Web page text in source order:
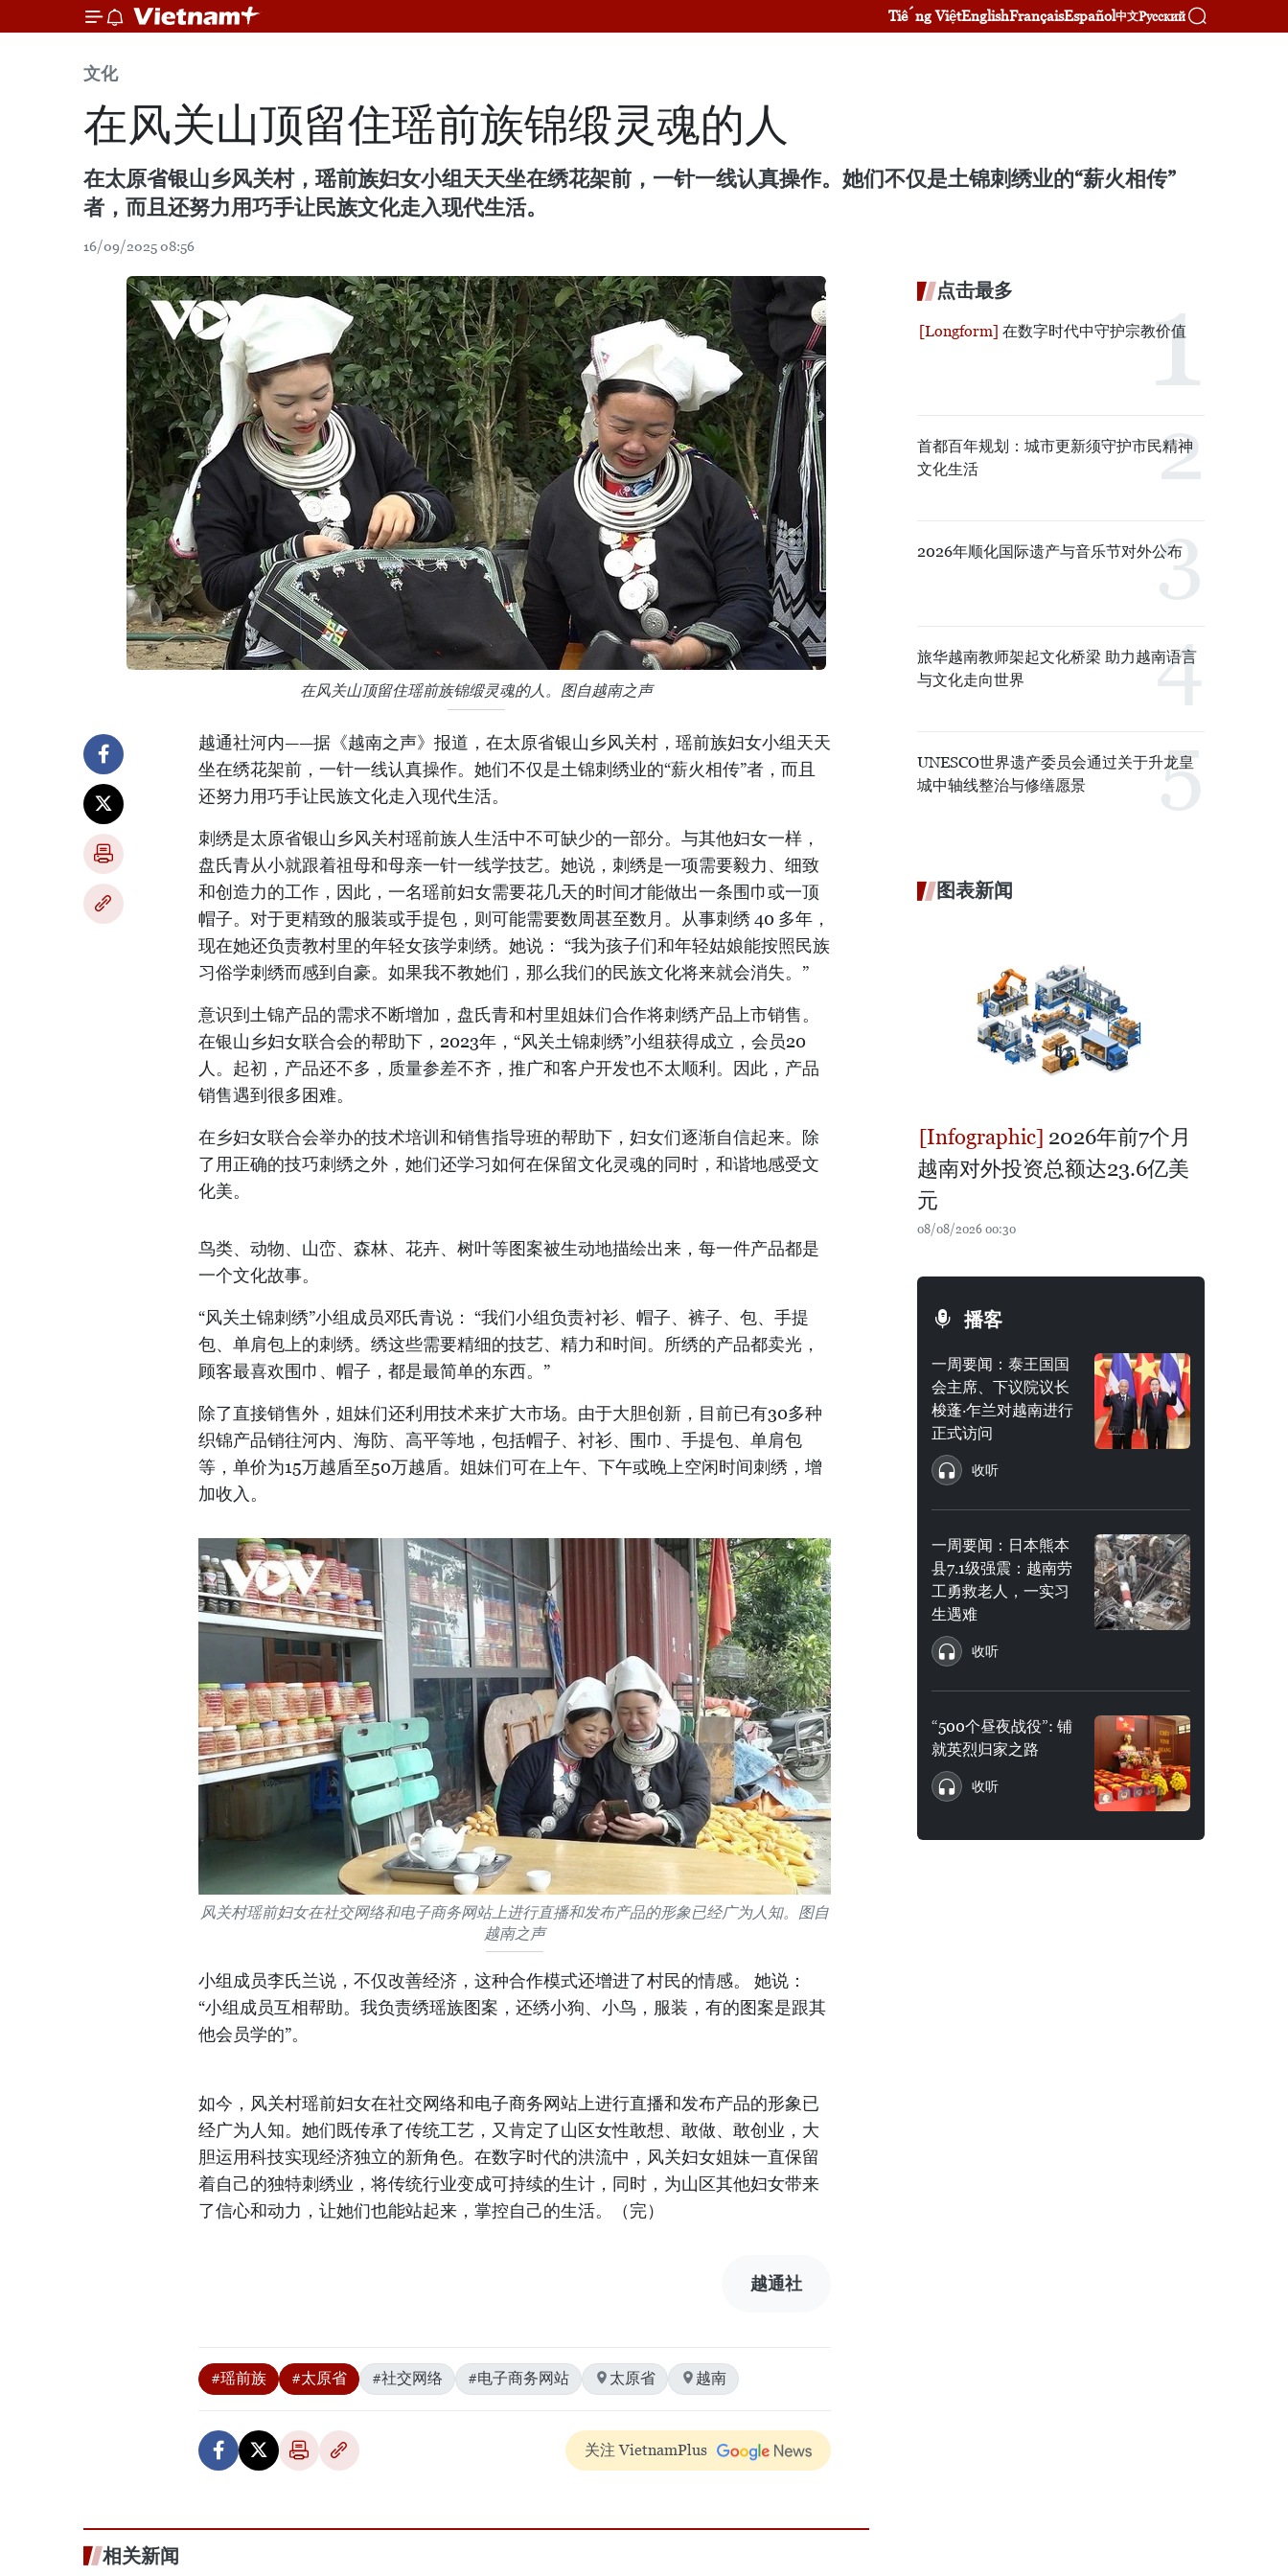
Tiếng ViệtEnglishFrançaisEspañol中文Русский
文化
在风关山顶留住瑶前族锦缎灵魂的人
在太原省银山乡风关村，瑶前族妇女小组天天坐在绣花架前，一针一线认真操作。她们不仅是土锦刺绣业的“薪火相传”
者，而且还努力用巧手让民族文化走入现代生活。
16/09/2025 08:56
在风关山顶留住瑶前族锦缎灵魂的人。图自越南之声
越通社河内——据《越南之声》报道，在太原省银山乡风关村，瑶前族妇女小组天天
坐在绣花架前，一针一线认真操作。她们不仅是土锦刺绣业的“薪火相传”者，而且
还努力用巧手让民族文化走入现代生活。
刺绣是太原省银山乡风关村瑶前族人生活中不可缺少的一部分。与其他妇女一样，
盘氏青从小就跟着祖母和母亲一针一线学技艺。她说，刺绣是一项需要毅力、细致
和创造力的工作，因此，一名瑶前妇女需要花几天的时间才能做出一条围巾或一顶
帽子。对于更精致的服装或手提包，则可能需要数周甚至数月。从事刺绣 40 多年，
现在她还负责教村里的年轻女孩学刺绣。她说： “我为孩子们和年轻姑娘能按照民族
习俗学刺绣而感到自豪。如果我不教她们，那么我们的民族文化将来就会消失。”
意识到土锦产品的需求不断增加，盘氏青和村里姐妹们合作将刺绣产品上市销售。
在银山乡妇女联合会的帮助下，2023年，“风关土锦刺绣”小组获得成立，会员20
人。起初，产品还不多，质量参差不齐，推广和客户开发也不太顺利。因此，产品
销售遇到很多困难。
在乡妇女联合会举办的技术培训和销售指导班的帮助下，妇女们逐渐自信起来。除
了用正确的技巧刺绣之外，她们还学习如何在保留文化灵魂的同时，和谐地感受文
化美。
鸟类、动物、山峦、森林、花卉、树叶等图案被生动地描绘出来，每一件产品都是
一个文化故事。
“风关土锦刺绣”小组成员邓氏青说： “我们小组负责衬衫、帽子、裤子、包、手提
包、单肩包上的刺绣。绣这些需要精细的技艺、精力和时间。所绣的产品都卖光，
顾客最喜欢围巾、帽子，都是最简单的东西。”
除了直接销售外，姐妹们还利用技术来扩大市场。由于大胆创新，目前已有30多种
织锦产品销往河内、海防、高平等地，包括帽子、衬衫、围巾、手提包、单肩包
等，单价为15万越盾至50万越盾。姐妹们可在上午、下午或晚上空闲时间刺绣，增
加收入。
风关村瑶前妇女在社交网络和电子商务网站上进行直播和发布产品的形象已经广为人知。图自
越南之声
小组成员李氏兰说，不仅改善经济，这种合作模式还增进了村民的情感。 她说：
“小组成员互相帮助。我负责绣瑶族图案，还绣小狗、小鸟，服装，有的图案是跟其
他会员学的”。
如今，风关村瑶前妇女在社交网络和电子商务网站上进行直播和发布产品的形象已
经广为人知。她们既传承了传统工艺，又肯定了山区女性敢想、敢做、敢创业，大
胆运用科技实现经济独立的新角色。在数字时代的洪流中，风关妇女姐妹一直保留
着自己的独特刺绣业，将传统行业变成可持续的生计，同时，为山区其他妇女带来
了信心和动力，让她们也能站起来，掌控自己的生活。（完）
越通社
#瑶前族 #太原省 #社交网络 #电子商务网站 太原省 越南
关注 VietnamPlus
相关新闻
点击最多
在数字时代中守护宗教价值
首都百年规划：城市更新须守护市民精神
文化生活
2026年顺化国际遗产与音乐节对外公布
旅华越南教师架起文化桥梁 助力越南语言
与文化走向世界
UNESCO世界遗产委员会通过关于升龙皇
城中轴线整治与修缮愿景
图表新闻
2026年前7个月
越南对外投资总额达23.6亿美
元
08/08/2026 00:30
播客
一周要闻：泰王国国
会主席、下议院议长
梭蓬·乍兰对越南进行
正式访问
收听
一周要闻：日本熊本
县7.1级强震：越南劳
工勇救老人，一实习
生遇难
收听
“500个昼夜战役”: 铺
就英烈归家之路
收听